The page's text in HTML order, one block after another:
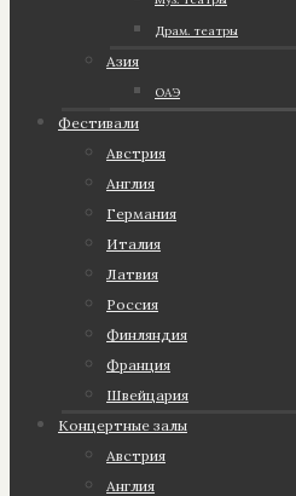
Драм. театры
Азия
ОАЭ
Фестивали
Австрия
Англия
Германия
Италия
Латвия
Россия
Финляндия
Франция
Швейцария
Концертные залы
Австрия
Англия